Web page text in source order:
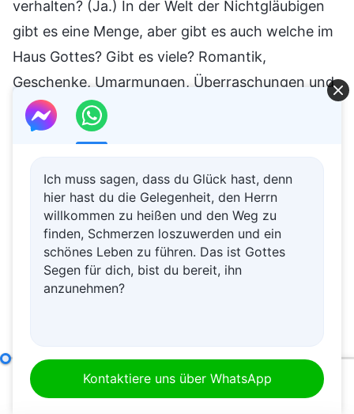
Ich muss sagen, dass du Glück hast, denn
hier hast du die Gelegenheit, den Herrn
willkommen zu heißen und den Weg zu
finden, Schmerzen loszuwerden und ein
schönes Leben zu führen. Das ist Gottes
Segen für dich, bist du bereit, ihn
anzunehmen?
Kontaktiere uns über WhatsAppTeil Vier